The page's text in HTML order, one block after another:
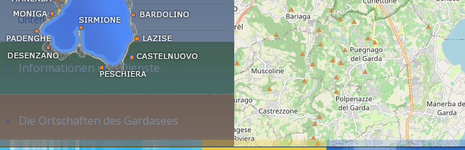
Unterkunft suchen...
Informationen und Dienste
Die Ortschaften des Gardasees